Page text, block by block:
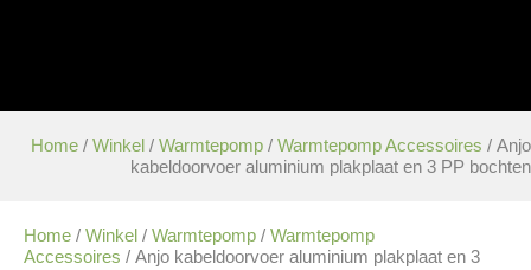
Home / Winkel / Warmtepomp / Warmtepomp Accessoires / Anjo
kabeldoorvoer aluminium plakplaat en 3 PP bochten
Home / Winkel / Warmtepomp / Warmtepomp
Accessoires / Anjo kabeldoorvoer aluminium plakplaat en 3